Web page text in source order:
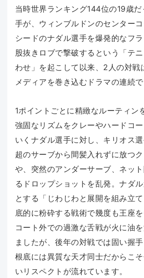
当時世界ランキング144位の19歳
手が、ウィンブルドンのセンター
シードのナダル選手を爆発的なフ
股抜きロブで撃破するという「テ
わせ」を起こして以来、2人の対戦
メディアを巻き込むドラマの連続で
1ポイントごとに精緻なルーティン
強固なリズムをクレーやハードコ
いくナダル選手に対し、キリオス
超のサーブから間髪入れずに放つ
や、突然のアンダーサーブ、ネッ
るドロップショットを乱発。ナダ
とする「じわじわと展開を組み立
底的に粉砕する戦術で幾度も王座を
コート外での過激な舌戦が火に油
ましたが、後年の対戦では固い握手
根底には異質な天才同士だからこ
いリスペクトが流れています。